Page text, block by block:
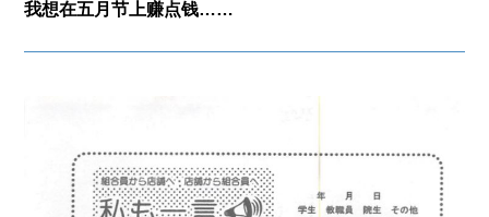
我想在五月节上赚点钱……